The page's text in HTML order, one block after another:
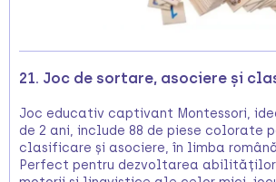
21. Joc de sortare, asociere și
Joc educativ captivant Montessori,
de 2 ani, include 88 de piese colorate
clasificare și asociere, în limba
Perfect pentru dezvoltarea